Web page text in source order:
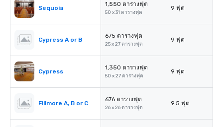
Sequoia
1,550 ตารางฟุต
50 x 31 ตารางฟุต
9 ฟุต
Cypress A or B
675 ตารางฟุต
25 x 27 ตารางฟุต
9 ฟุต
Cypress
1,350 ตารางฟุต
50 x 27 ตารางฟุต
9 ฟุต
Fillmore A, B or C
676 ตารางฟุต
26 x 26 ตารางฟุต
9.5 ฟุต